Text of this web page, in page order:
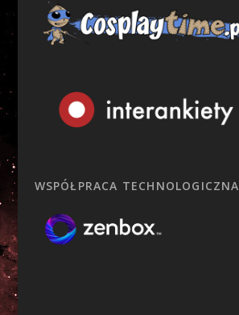
WSPÓŁPRACA TECHNOLOGICZNA